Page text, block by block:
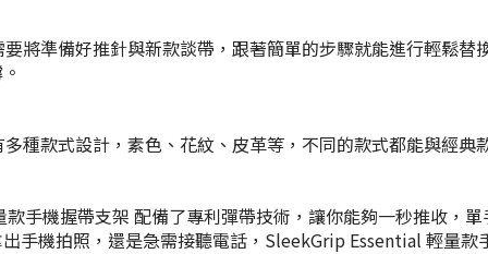
將準備好推針與新款談帶，跟著簡單的步驟就能進行輕鬆
種款式設計，素色、花紋、皮革等，不同的款式都能與經
手機握帶支架 配備了專利彈帶技術，讓你能夠一秒推收，
手機拍照，還是急需接聽電話，SleekGrip Essential 輕量款